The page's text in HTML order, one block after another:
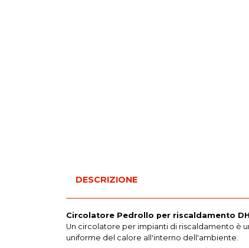
DESCRIZIONE
Circolatore Pedrollo per riscaldamento
Un circolatore per impianti di riscaldamento è
uniforme del calore all'interno dell'ambiente.